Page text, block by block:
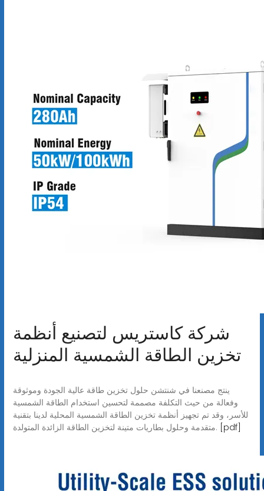
شركة كاستريس لتصنيع أنظمة
تخزين الطاقة الشمسية المنزلية
ينتج مصنعنا في شنتشن حلول تخزين طاقة عالية الجودة وموثوقة
وفعالة من حيث التكلفة مصممة لتحسين استخدام الطاقة الشمسية
للأسر، وقد تم تجهيز أنظمة تخزين الطاقة الشمسية المحلية لدينا بتقنية
متقدمة وحلول بطاريات متينة لتخزين الطاقة الزائدة المتولدة. [pdf]